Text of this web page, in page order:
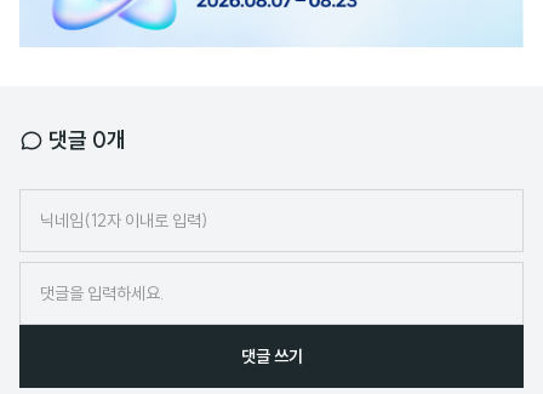
댓글 0개
임
댓글 쓰기